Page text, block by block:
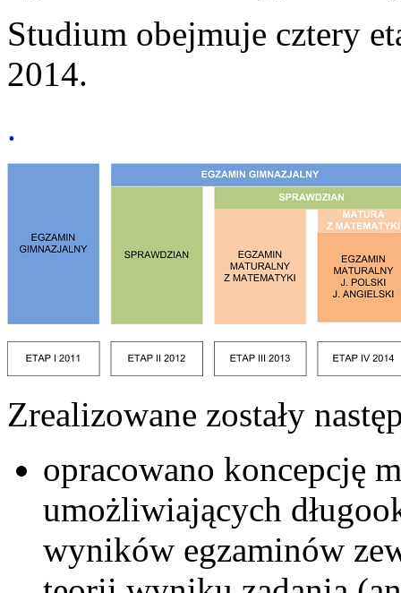
Studium obejmuje cztery
2014.
.
Zrealizowane zostały
opracowano koncepcję
umożliwiających
wyników egzaminów